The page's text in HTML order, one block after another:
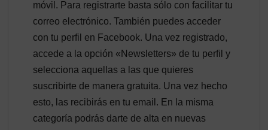
móvil. Para registrarte basta sólo con facilitar tu
correo electrónico. También puedes acceder
con tu perfil en Facebook. Una vez registrado,
accede a la opción «Newsletters» de tu perfil y
selecciona aquellas a las que quieres
suscribirte de manera gratuita. Una vez hecho
esto, las recibirás en tu email. En la misma
categoría podrás darte de alta en nuevas